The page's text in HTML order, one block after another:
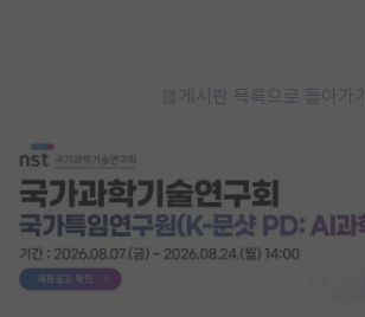
게시판 목록으로 돌아가기